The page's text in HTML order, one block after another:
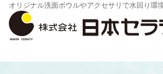
オリジナル洗面ボウルやアクセサリで水回り環